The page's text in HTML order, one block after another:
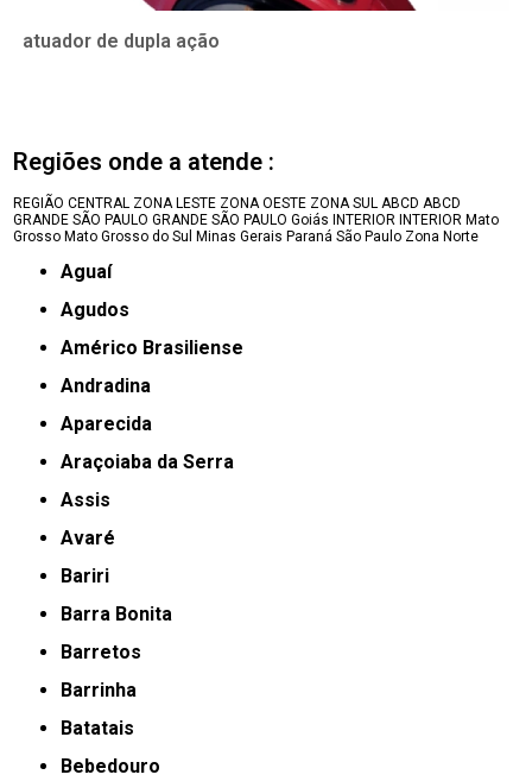
atuador de dupla ação
Regiões onde a atende :
REGIÃO CENTRAL ZONA LESTE ZONA OESTE ZONA SUL ABCD ABCD
GRANDE SÃO PAULO GRANDE SÃO PAULO Goiás INTERIOR INTERIOR Mato
Grosso Mato Grosso do Sul Minas Gerais Paraná São Paulo Zona Norte
Aguaí
Agudos
Américo Brasiliense
Andradina
Aparecida
Araçoiaba da Serra
Assis
Avaré
Bariri
Barra Bonita
Barretos
Barrinha
Batatais
Bebedouro